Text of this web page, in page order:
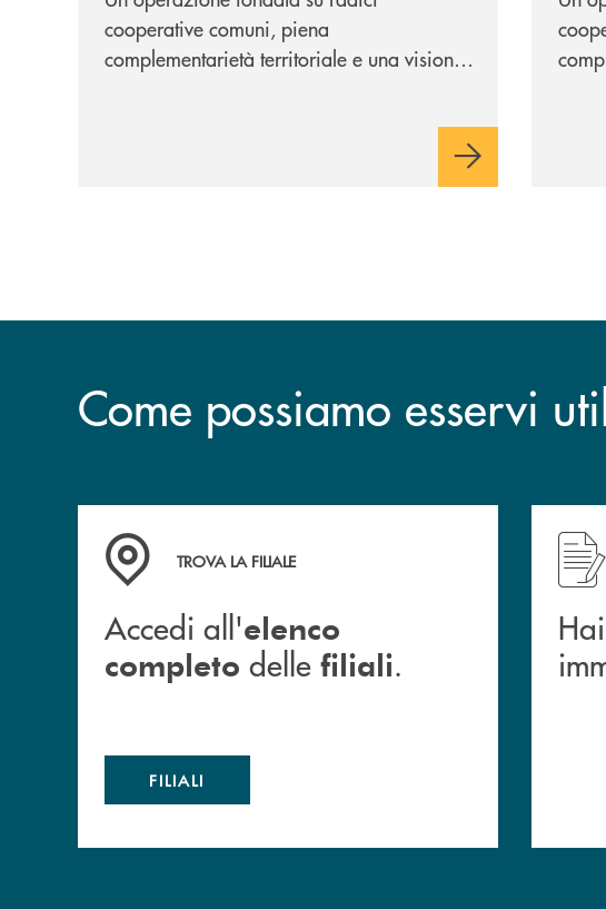
cooperative comuni, piena
complementarietà territoriale e una visione
Come possiamo esservi
Accedi all' elenco completo delle filiali .
TROVA LA FILIALE
Accedi all'elenco
completo delle filiali.
FILIALI